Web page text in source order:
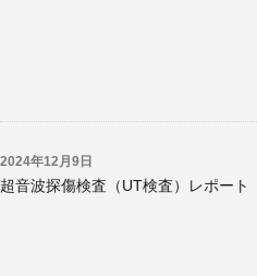
2024年12月9日
超音波探傷検査（UT検査）レポート